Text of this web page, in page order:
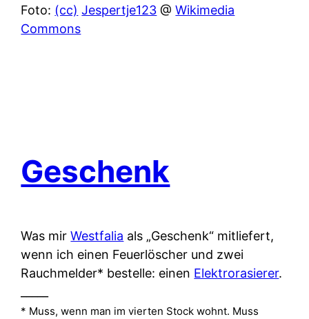
Foto: (cc) Jespertje123 @Wikimedia
Commons
Geschenk
Was mirWestfalia als „Geschenk“ mitliefert,
wenn ich einen Feuerlöscher und zwei
Rauchmelder* bestelle: einen Elektrorasierer.
* Muss, wenn man im vierten Stock wohnt. Muss